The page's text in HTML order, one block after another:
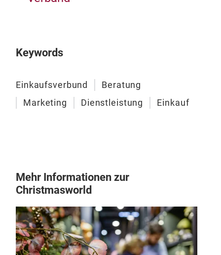
Keywords
Einkaufsverbund
Beratung
Marketing
Dienstleistung Einkauf
Mehr Informationen zur
Christmasworld